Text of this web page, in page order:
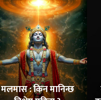
मलमास : किन मानिन्छ